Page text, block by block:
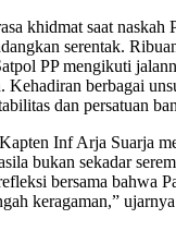
khidmat saat naskah
serentak.
PP mengikuti
Kehadiran berbagai
dan persatuan
Inf Arja Suarja
bukan sekadar
bersama bahwa
keragaman,”